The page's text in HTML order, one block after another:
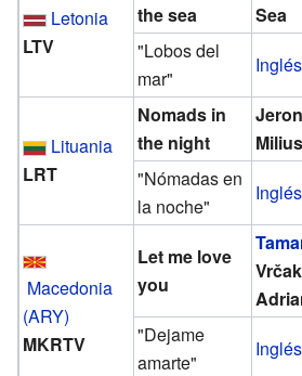
Letonia
LTV
the sea
Sea
"Lobos del
mar"
Inglés
Lituania
LRT
Nomads in
the night
Milius
"Nómadas en
la noche"
Inglés
Macedonia
(ARY)
MKRTV
Let me love
you
Vrčak
"Dejame
amarte"
Inglés